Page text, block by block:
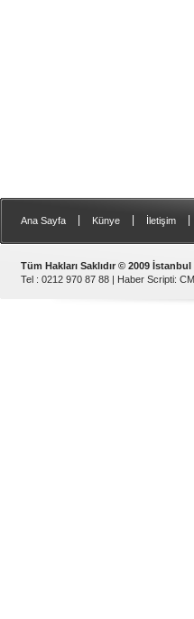
Ana Sayfa Künye İletişim
Tüm Hakları Saklıdır © 2009 İstanbul
Tel : 0212 970 87 88 | Haber Scripti: